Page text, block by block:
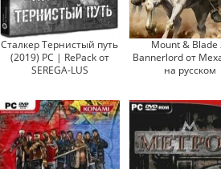
Сталкер Тернистый путь
(2019) PC | RePack от
SEREGA-LUS
Mount & Blade
Bannerlord от
на русском